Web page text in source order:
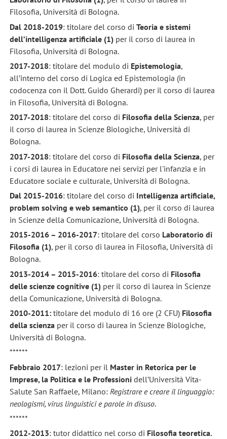
Filosofia, Università di Bologna.
Dal 2018-2019: titolare del corso di Teoria e sistemi
dell’intelligenza artificiale (1)per il corso di laurea in
Filosofia, Università di Bologna.
2017-2018: titolare del modulo di Epistemologia,
all’interno del corso di Logica ed Epistemologia (in
codocenza con il Dott. Guido Gherardi) per il corso di laurea
in Filosofia, Università di Bologna.
2017-2018: titolare del corso di Filosofia della Scienza, per
il corso di laurea in Scienze Biologiche, Università di
Bologna.
2017-2018: titolare del corso di Filosofia della Scienza, per
i corsi di laurea in Educatore nei servizi per l'infanzia e in
Educatore sociale e culturale, Università di Bologna.
Dal 2015-2016: titolare del corso di Intelligenza artificiale,
problem solving e web semantico (1), per il corso di laurea
in Scienze della Comunicazione, Università di Bologna.
2015-2016 – 2016-2017: titolare del corso Laboratorio di
Filosofia (1), per il corso di laurea in Filosofia, Università di
Bologna.
2013-2014 – 2015-2016: titolare del corso di Filosofia
delle scienze cognitive (1)per il corso di laurea in Scienze
della Comunicazione, Università di Bologna.
2010-2011:titolare del modulo di 16 ore (2 CFU) Filosofia
della scienzaper il corso di laurea in Scienze Biologiche,
Università di Bologna.
******
Febbraio 2017: lezioni per il Master in Retorica per le
Imprese, la Politica e le Professionidell’Università Vita-
Salute San Raffaele, Milano: Registrare e creare il linguaggio:
neologismi, virus linguistici e parole in disuso.
******
2012-2013: tutor didattico nel corso di Filosofia teoretica.